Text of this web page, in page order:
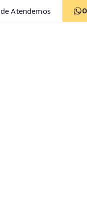
Atendemos